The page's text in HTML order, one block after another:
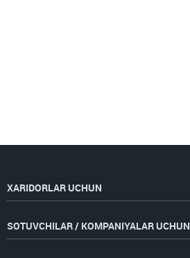
XARIDORLAR UCHUN
SOTUVCHILAR / KOMPANIYALAR UCHUN